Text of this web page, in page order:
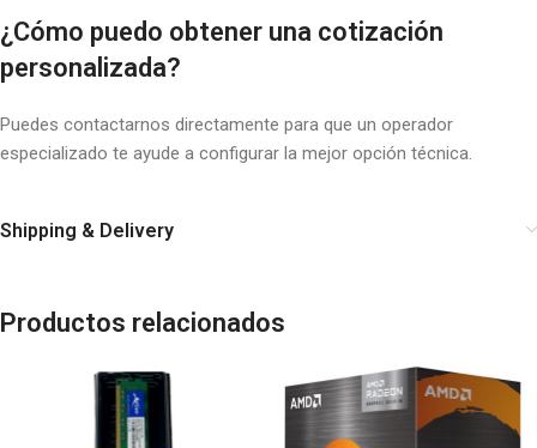
¿Cómo puedo obtener una cotización
personalizada?
Puedes contactarnos directamente para que un operador
especializado te ayude a configurar la mejor opción técnica.
Shipping & Delivery
Productos relacionados